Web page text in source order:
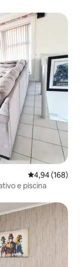
4,94 de uma
4,94 (168)
e piscina